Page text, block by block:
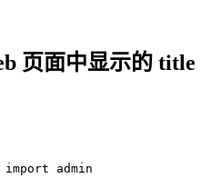
页面中显示的 title
admin